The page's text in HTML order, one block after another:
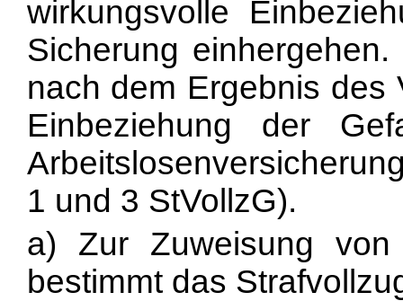
wirkungsvolle
Sicherung
nach dem Ergebnis des
Einbeziehung der
1 und 3 StVollzG).
a) Zur Zuweisung
bestimmt das